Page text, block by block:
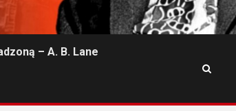
– A. B. Lane